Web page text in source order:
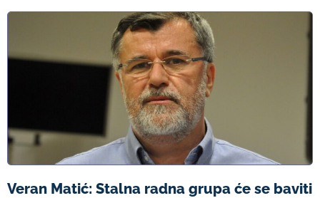
Veran Matić: Stalna radna grupa će se baviti